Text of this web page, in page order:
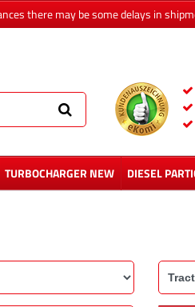
there may be some delays in
TURBOCHARGER NEW DIESEL